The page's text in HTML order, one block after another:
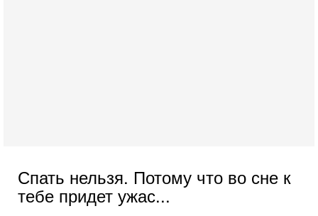
Спать нельзя. Потому что во сне к
тебе придет ужас...